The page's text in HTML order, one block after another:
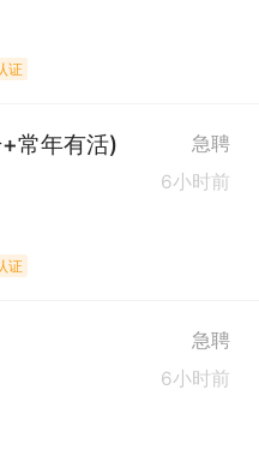
证
常年有活) 急聘
6小时前
证
急聘
6小时前